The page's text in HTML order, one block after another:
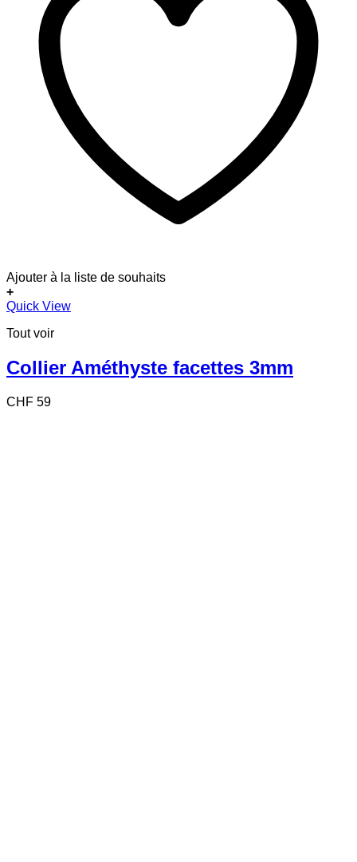
Ajouter à la liste de souhaits
+
Quick View
Tout voir
Collier Améthyste facettes 3mm
CHF 59